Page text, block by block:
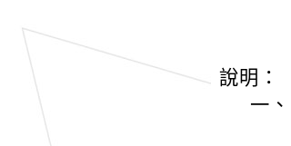
說明：
一、